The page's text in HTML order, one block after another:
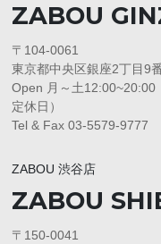
ZABOU
〒104-0061
東京都中央区銀座2丁目9
Open 月～土
定休日）
Tel & Fax 03-5579-9777
ZABOU 渋谷店
ZABOU
〒150-0041